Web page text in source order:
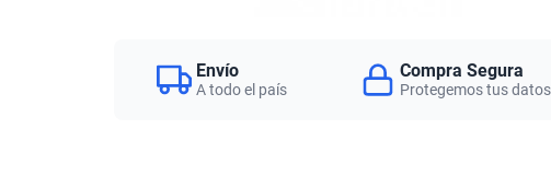
Envío
A todo el país
Compra Segura
Protegemos tus datos